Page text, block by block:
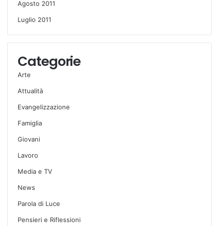
Agosto 2011
Luglio 2011
Categorie
Arte
Attualità
Evangelizzazione
Famiglia
Giovani
Lavoro
Media e TV
News
Parola di Luce
Pensieri e Riflessioni